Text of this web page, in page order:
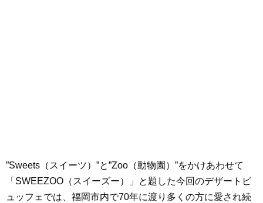
”Sweets（スイーツ）”と”Zoo（動物園）”をかけあわせて
「SWEEZOO（スイーズー）」と題した今回のデザートビ
ュッフェでは、福岡市内で70年に渡り多くの方に愛され続